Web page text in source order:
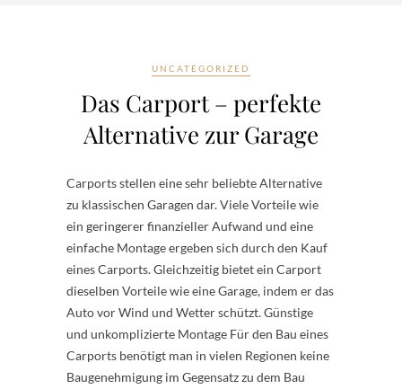
UNCATEGORIZED
Das Carport – perfekte
Alternative zur Garage
Carports stellen eine sehr beliebte Alternative
zu klassischen Garagen dar. Viele Vorteile wie
ein geringerer finanzieller Aufwand und eine
einfache Montage ergeben sich durch den Kauf
eines Carports. Gleichzeitig bietet ein Carport
dieselben Vorteile wie eine Garage, indem er das
Auto vor Wind und Wetter schützt. Günstige
und unkomplizierte Montage Für den Bau eines
Carports benötigt man in vielen Regionen keine
Baugenehmigung im Gegensatz zu dem Bau